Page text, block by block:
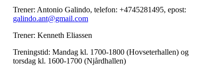
Trener: Antonio Galindo, telefon: +4745281495, epost:
galindo.ant@gmail.com
Trener: Kenneth Eliassen
Treningstid: Mandag kl. 1700-1800 (Hovseterhallen) og
torsdag kl. 1600-1700 (Njårdhallen)